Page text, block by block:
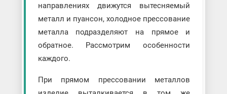
направлениях движутся вытесняемый
металл и пуансон, холодное прессование
металла подразделяют на прямое и
обратное. Рассмотрим особенности
каждого.
При прямом прессовании металлов